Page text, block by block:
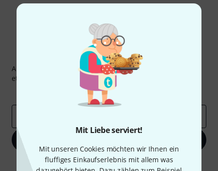
Mit Liebe serviert!
Mit unseren Cookies möchten wir Ihnen ein
fluffiges Einkaufserlebnis mit allem was
Thomann Newsletter
Abonniere den Thomann Newsletter und gewinne mit
etwas Glück einen von
50 Gutscheinen
Inspirierende Beiträge
Deals
Mit Klick auf „Jetzt anmelden“ stimmen Sie dem Erhalt von E-Mail-